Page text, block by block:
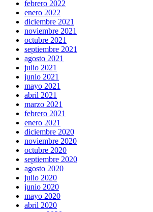
febrero 2022
enero 2022
diciembre 2021
noviembre 2021
octubre 2021
septiembre 2021
agosto 2021
julio 2021
junio 2021
mayo 2021
abril 2021
marzo 2021
febrero 2021
enero 2021
diciembre 2020
noviembre 2020
octubre 2020
septiembre 2020
agosto 2020
julio 2020
junio 2020
mayo 2020
abril 2020